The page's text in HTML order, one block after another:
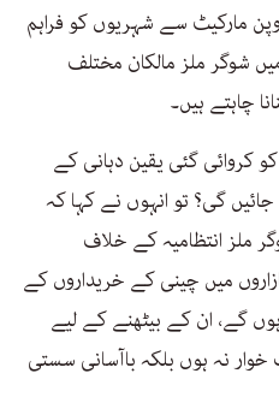
مارکیٹ سے شہریوں کو فراہم
شوگر ملز مالکان مختلف
چاہتے ہیں۔
کروائی گئی یقین دہانی کے
گی؟ تو انہوں نے کہا کہ
ملز انتظامیہ کے خلاف
میں چینی کے خریداروں کے
گے، ان کے بیٹھنے کے لیے
خوار نہ ہوں بلکہ باآسانی سستی